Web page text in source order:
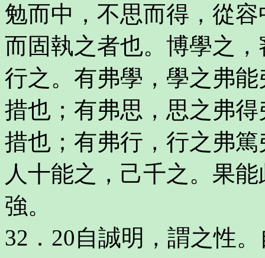
勉而中，不思而得，從
而固執之者也。博學之
行之。有弗學，學之弗
措也；有弗思，思之弗
措也；有弗行，行之弗
人十能之，己千之。果
強。
32．20自誠明，謂之性